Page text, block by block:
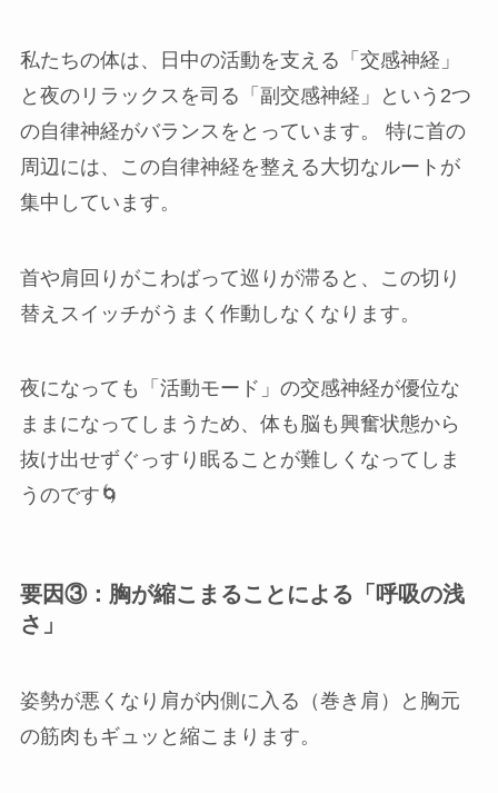
私たちの体は、日中の活動を支える「交感神経」
と夜のリラックスを司る「副交感神経」という2つ
の自律神経がバランスをとっています。 特に首の
周辺には、この自律神経を整える大切なルートが
集中しています。
首や肩回りがこわばって巡りが滞ると、この切り
替えスイッチがうまく作動しなくなります。
夜になっても「活動モード」の交感神経が優位な
ままになってしまうため、体も脳も興奮状態から
抜け出せずぐっすり眠ることが難しくなってしま
うのです🌀
要因③：胸が縮こまることによる「呼吸の浅
さ」
姿勢が悪くなり肩が内側に入る（巻き肩）と胸元
の筋肉もギュッと縮こまります。